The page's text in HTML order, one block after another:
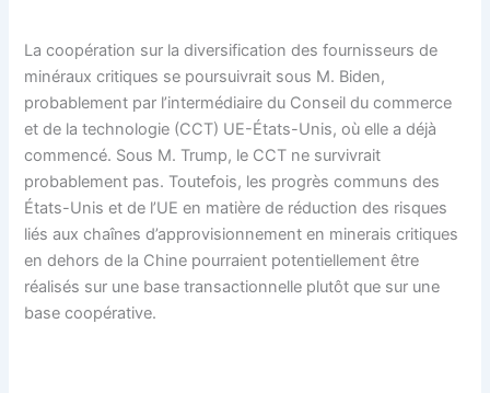
La coopération sur la diversification des fournisseurs de
minéraux critiques se poursuivrait sous M. Biden,
probablement par l’intermédiaire du Conseil du commerce
et de la technologie (CCT) UE-États-Unis, où elle a déjà
commencé. Sous M. Trump, le CCT ne survivrait
probablement pas. Toutefois, les progrès communs des
États-Unis et de l’UE en matière de réduction des risques
liés aux chaînes d’approvisionnement en minerais critiques
en dehors de la Chine pourraient potentiellement être
réalisés sur une base transactionnelle plutôt que sur une
base coopérative.